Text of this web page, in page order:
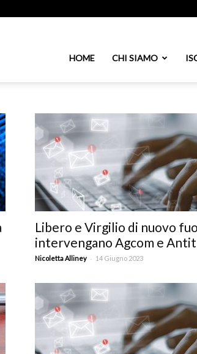
HOME CHI SIAMO
Libero e Virgilio di nuovo
intervengano Agcom e
Nicoletta Alliney - 14 Giugno 2023